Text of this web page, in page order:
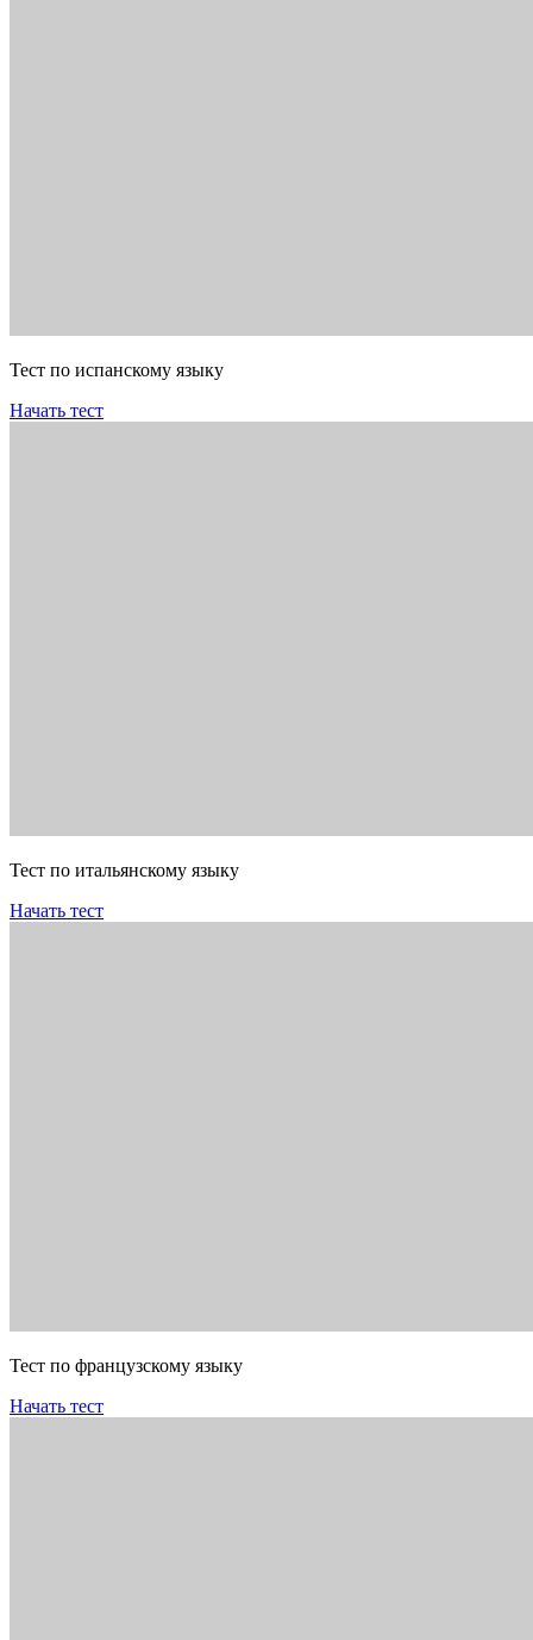
Тест по испанскому языку
Начать тест
Тест по итальянскому языку
Начать тест
Тест по французскому языку
Начать тест